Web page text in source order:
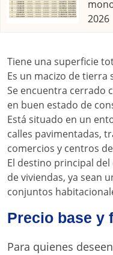
2026
Tiene una superficie
Es un macizo de tierra
Se encuentra cerrado
en buen estado de
Está situado en un
calles pavimentadas,
comercios y centros
El destino principal
de viviendas, ya sean
conjuntos
Precio base y
Para quienes